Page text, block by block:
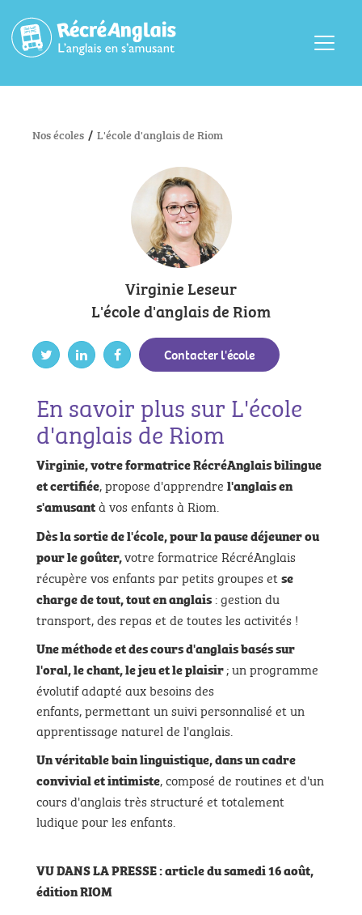
Menu
Nos écoles / L'école d'anglais de Riom
Virginie Leseur
L'école d'anglais de Riom
Contacter l'école
En savoir plus sur L'école
d'anglais de Riom
Virginie, votre formatrice RécréAnglais bilingue
et certifiée, propose d'apprendre l'anglais en
s'amusantà vos enfants à Riom.
Dès la sortie de l'école, pour la pause déjeuner ou
pour le goûter,votre formatrice RécréAnglais
récupère vos enfants par petits groupes etse
charge de tout, tout en anglais : gestion du
transport, des repas et de toutes les activités !
Une méthode et des cours d'anglais basés sur
l'oral, le chant, le jeu et le plaisir; un programme
évolutif adapté aux besoins des
enfants, permettant un suivi personnalisé et un
apprentissage naturel de l'anglais.
Un véritable bain linguistique,dans un cadre
convivial et intimiste, composé de routines et d'un
cours d'anglais très structuré et totalement
ludique pour les enfants.
VU DANS LA PRESSE : article du samedi 16 août,
édition RIOM